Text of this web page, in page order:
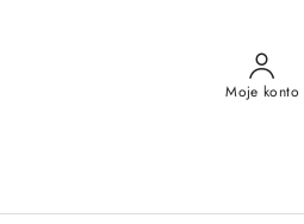
Moje konto